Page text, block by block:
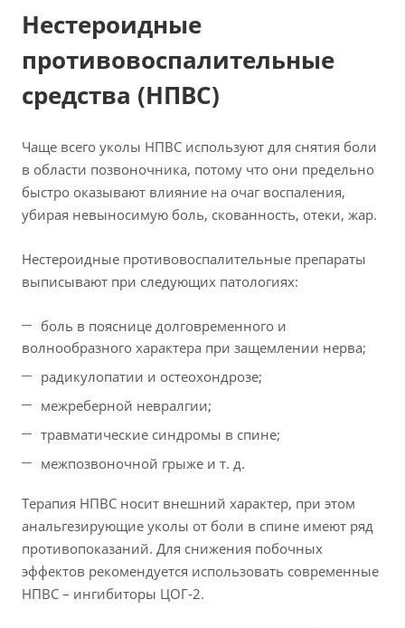
Нестероидные
противовоспалительные
средства (НПВС)
Чаще всего уколы НПВС используют для снятия боли
в области позвоночника, потому что они предельно
быстро оказывают влияние на очаг воспаления,
убирая невыносимую боль, скованность, отеки, жар.
Нестероидные противовоспалительные препараты
выписывают при следующих патологиях:
боль в пояснице долговременного и
волнообразного характера при защемлении нерва;
радикулопатии и остеохондрозе;
межреберной невралгии;
травматические синдромы в спине;
межпозвоночной грыже и т. д.
Терапия НПВС носит внешний характер, при этом
анальгезирующие уколы от боли в спине имеют ряд
противопоказаний. Для снижения побочных
эффектов рекомендуется использовать современные
НПВС – ингибиторы ЦОГ-2.